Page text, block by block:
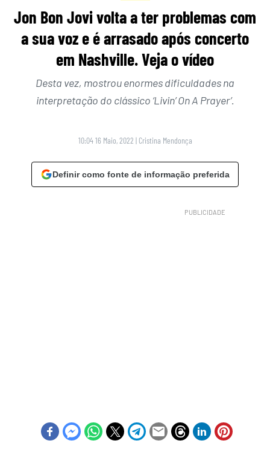
Jon Bon Jovi volta a ter problemas com
a sua voz e é arrasado após concerto
em Nashville. Veja o vídeo
Desta vez, mostrou enormes dificuldades na
interpretação do clássico ‘Livin’ On A Prayer’.
10:04 16 Maio, 2022 | Cristina Mendonça
Definir como fonte de informação preferida